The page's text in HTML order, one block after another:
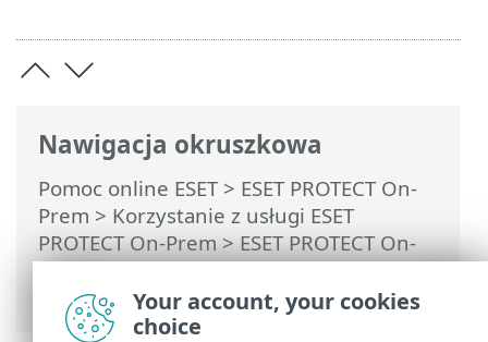
Nawigacja okruszkowa
Pomoc online ESET> ESET PROTECT On-
Prem > Korzystanie z usługi ESET
PROTECT On-Prem>ESET PROTECT On-
Prem Menu główne>Raporty>
Tworzenie nowego szablonu raportu
Your account, your cookies
choice